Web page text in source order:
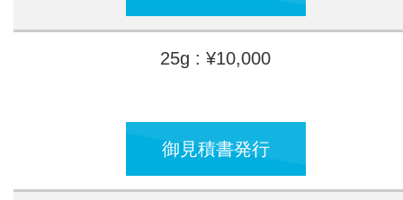
25g : ¥10,000
御見積書発行